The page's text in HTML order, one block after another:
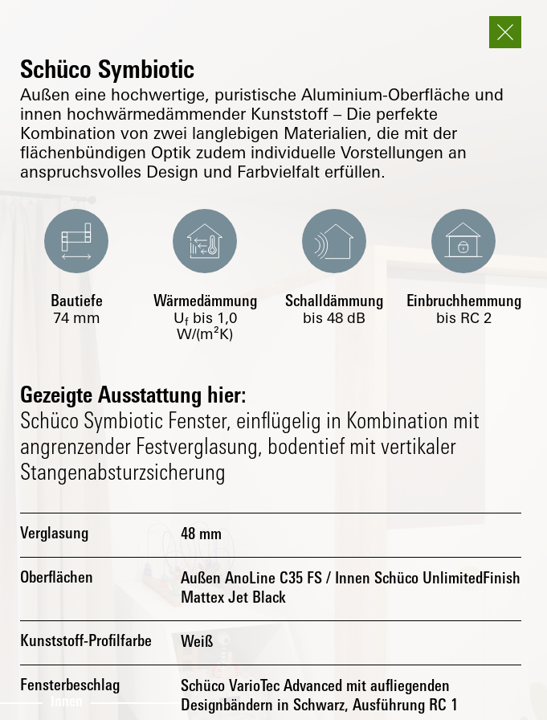
Innen
Schüco Symbiotic
Außen eine hochwertige, puristische Aluminium-Oberfläche und
innen hochwärmedämmender Kunststoff – Die perfekte
Kombination von zwei langlebigen Materialien, die mit der
flächenbündigen Optik zudem individuelle Vorstellungen an
anspruchsvolles Design und Farbvielfalt erfüllen.
Bautiefe
74mm
Wärmedämmung
Uf bis 1,0
W/(m²K)
Schalldämmung
bis 48 dB
Einbruchhemmung
bis RC 2
Gezeigte Ausstattung hier:
Schüco Symbiotic Fenster, einflügelig in Kombination mit
angrenzender Festverglasung, bodentief mit vertikaler
Stangenabsturzsicherung
Verglasung 48 mm
Oberflächen
Außen AnoLine C35 FS / Innen Schüco UnlimitedFinish
Mattex Jet Black
Kunststoff-Profilfarbe Weiß
Fensterbeschlag
Schüco VarioTec Advanced mit aufliegenden
Designbändern in Schwarz, Ausführung RC 1